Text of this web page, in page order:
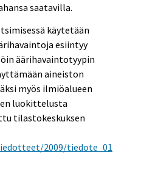
saatavilla.
käytetään
esiintyy
äärihavaintotyypin
aineiston
myös ilmiöalueen
luokittelusta
tilastokeskuksen
2009/tiedote_01